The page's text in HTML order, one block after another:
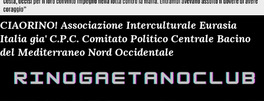
CIAORINO! Associazione Interculturale Eurasia
Italia gia' C.P.C. Comitato Politico Centrale Bacino
del Mediterraneo Nord Occidentale